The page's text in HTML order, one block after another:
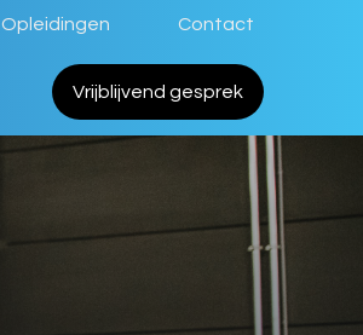
Opleidingen Contact
Vrijblijvend gesprek